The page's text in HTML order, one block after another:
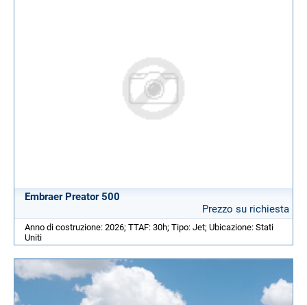
Embraer Preator 500
Prezzo su richiesta
Anno di costruzione: 2026; TTAF: 30h; Tipo: Jet; Ubicazione: Stati
Uniti